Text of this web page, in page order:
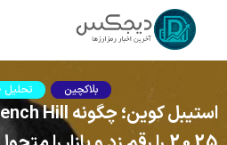
بلاکچین تحلیل